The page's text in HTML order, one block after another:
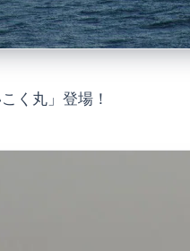
く丸」登場！